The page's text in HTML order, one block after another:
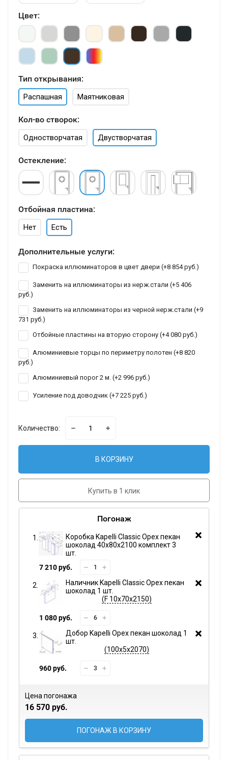
Цвет:
Тип открывания:
Распашная Маятниковая
Кол-во створок:
Одностворчатая Двустворчатая
Остекление:
Отбойная пластина:
Нет Есть
Дополнительные услуги:
Покраска иллюминаторов в цвет двери (+8 854 руб.)
Заменить на иллюминаторы из нерж.стали (+5 406
руб.)
Заменить на иллюминаторы из черной нерж.стали (+9
731 руб.)
Отбойные пластины на вторую сторону (+4 080 руб.)
Алюминиевые торцы по периметру полотен (+8 820
руб.)
Алюминиевый порог 2 м. (+2 996 руб.)
Усиление под доводчик (+7 225 руб.)
Количество:
В КОРЗИНУ
Купить в 1 клик
Погонаж
Коробка Kapelli Classic Орех пекан
шоколад 40х80х2100 комплект 3
шт.
7 210 руб.
Наличник Kapelli Classic Орех пекан
шоколад 1 шт.
F 10х70х2150
1 080 руб.
Добор Kapelli Орех пекан шоколад 1
шт.
100х5х2070
960 руб.
Цена погонажа
16 570 руб.
ПОГОНАЖ В КОРЗИНУ